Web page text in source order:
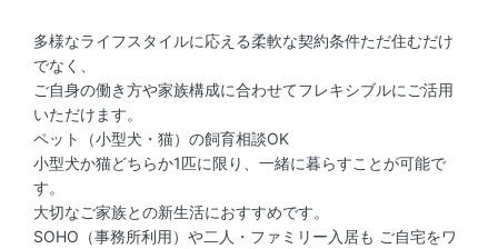
多様なライフスタイルに応える柔軟な契約条件ただ住むだけ
でなく、
ご自身の働き方や家族構成に合わせてフレキシブルにご活用
いただけます。
ペット（小型犬・猫）の飼育相談OK
小型犬か猫どちらか1匹に限り、一緒に暮らすことが可能で
す。
大切なご家族との新生活におすすめです。
SOHO（事務所利用）や二人・ファミリー入居も ご自宅をワ